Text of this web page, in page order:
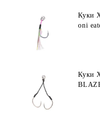
Куки
oni
Куки